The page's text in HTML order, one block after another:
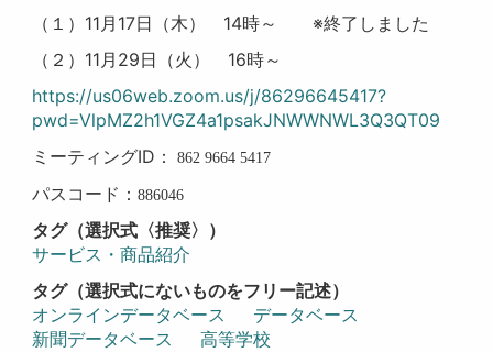
（１）11月17日（木） 14時～ ※終了しました
（２）11月29日（火） 16時～
https://us06web.zoom.us/j/86296645417?
pwd=VlpMZ2h1VGZ4a1psakJNWWNWL3Q3QT09
ミーティングID：
862 9664 5417
パスコード：886046
タグ（選択式〈推奨〉）
サービス・商品紹介
タグ（選択式にないものをフリー記述）
オンラインデータベース
データベース
新聞データベース
高等学校